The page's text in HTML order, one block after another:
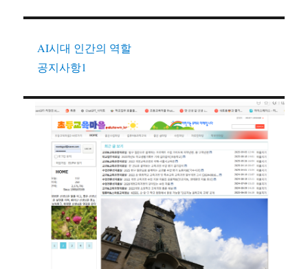
AI시대 인간의 역할
공지사항1